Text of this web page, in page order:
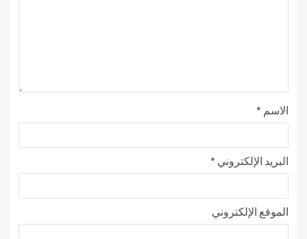
الاسم *
البريد الإلكتروني *
الموقع الإلكتروني